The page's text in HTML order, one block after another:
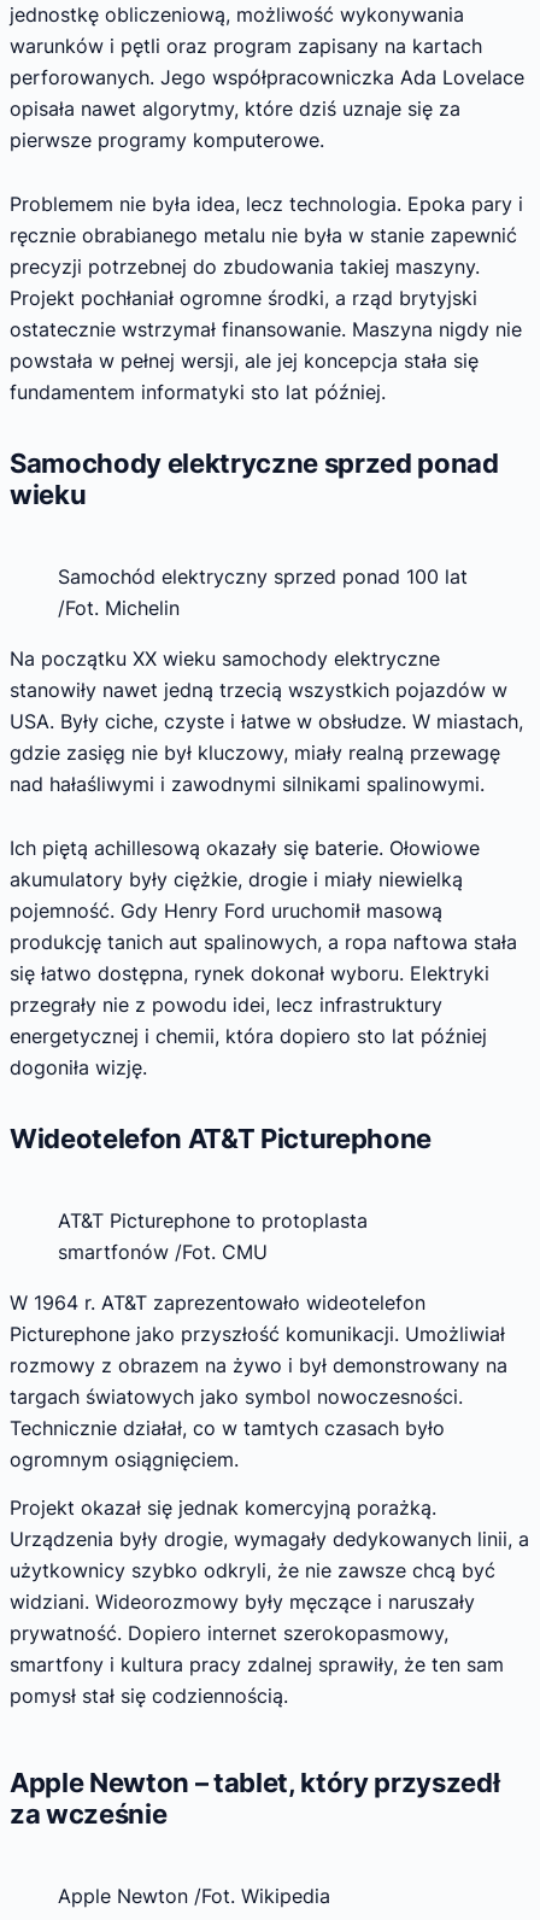
jednostkę obliczeniową, możliwość wykonywania
warunków i pętli oraz program zapisany na kartach
perforowanych. Jego współpracowniczka Ada Lovelace
opisała nawet algorytmy, które dziś uznaje się za
pierwsze programy komputerowe.
Problemem nie była idea, lecz technologia. Epoka pary i
ręcznie obrabianego metalu nie była w stanie zapewnić
precyzji potrzebnej do zbudowania takiej maszyny.
Projekt pochłaniał ogromne środki, a rząd brytyjski
ostatecznie wstrzymał finansowanie. Maszyna nigdy nie
powstała w pełnej wersji, ale jej koncepcja stała się
fundamentem informatyki sto lat później.
Samochody elektryczne sprzed ponad
wieku
Samochód elektryczny sprzed ponad 100 lat
/Fot. Michelin
Na początku XX wieku samochody elektryczne
stanowiły nawet jedną trzecią wszystkich pojazdów w
USA. Były ciche, czyste i łatwe w obsłudze. W miastach,
gdzie zasięg nie był kluczowy, miały realną przewagę
nad hałaśliwymi i zawodnymi silnikami spalinowymi.
Ich piętą achillesową okazały się baterie. Ołowiowe
akumulatory były ciężkie, drogie i miały niewielką
pojemność. Gdy Henry Ford uruchomił masową
produkcję tanich aut spalinowych, a ropa naftowa stała
się łatwo dostępna, rynek dokonał wyboru. Elektryki
przegrały nie z powodu idei, lecz infrastruktury
energetycznej i chemii, która dopiero sto lat później
dogoniła wizję.
Wideotelefon AT&T Picturephone
AT&T Picturephone to protoplasta
smartfonów /Fot. CMU
W 1964 r. AT&T zaprezentowało wideotelefon
Picturephone jako przyszłość komunikacji. Umożliwiał
rozmowy z obrazem na żywo i był demonstrowany na
targach światowych jako symbol nowoczesności.
Technicznie działał, co w tamtych czasach było
ogromnym osiągnięciem.
Projekt okazał się jednak komercyjną porażką.
Urządzenia były drogie, wymagały dedykowanych linii, a
użytkownicy szybko odkryli, że nie zawsze chcą być
widziani. Wideorozmowy były męczące i naruszały
prywatność. Dopiero internet szerokopasmowy,
smartfony i kultura pracy zdalnej sprawiły, że ten sam
pomysł stał się codziennością.
Apple Newton – tablet, który przyszedł
za wcześnie
Apple Newton /Fot. Wikipedia